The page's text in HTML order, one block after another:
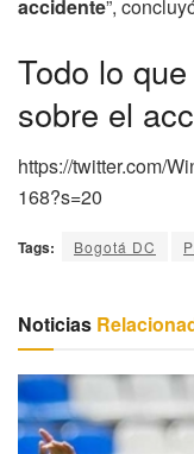
accidente”,
Todo lo
sobre el
https://twitter.com/
168?s=20
Tags: Bogotá DC
Noticias